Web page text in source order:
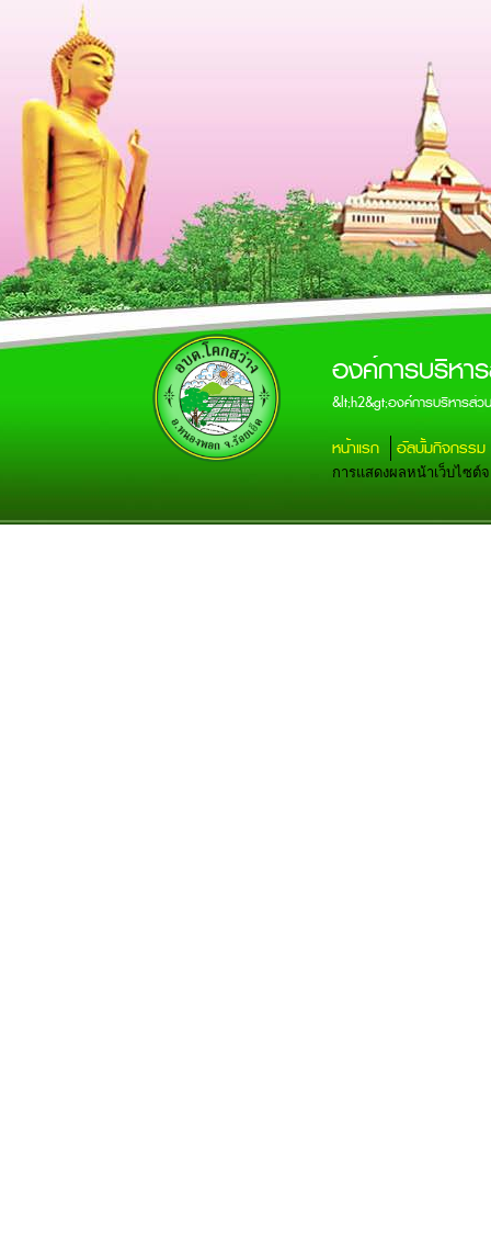
องค์การบริหา
&lt;h2&gt;องค์การบริหารส่
หน้าแรก อัลบั้มกิจกรรม
การแสดงผลหน้าเว็บไซต์